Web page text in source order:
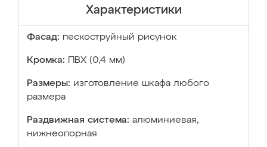
Характеристики
Фасад: пескоструйный рисунок
Кромка: ПВХ (0,4 мм)
Размеры: изготовление шкафа любого
размера
Раздвижная система: алюминиевая,
нижнеопорная